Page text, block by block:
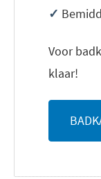
✓
Voor
klaar!